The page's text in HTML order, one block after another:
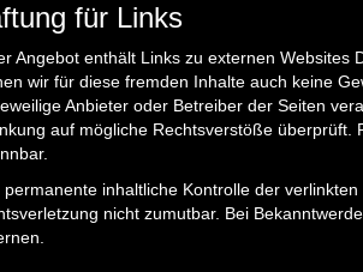
für Links
Angebot enthält Links zu externen
wir für diese fremden Inhalte auch keine
Anbieter oder Betreiber der Seiten
auf mögliche Rechtsverstöße
permanente inhaltliche Kontrolle der
nicht zumutbar. Bei